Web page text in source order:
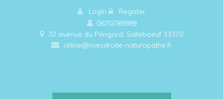
Login
Register
0670788989
32 avenue du Périgord, Salleboeuf 33370
céline@rivesdroite-naturopathe.fr